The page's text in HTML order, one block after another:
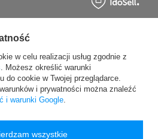
w celu realizacji usług zgodnie z
. Możesz określić warunki
do cookie w Twojej przeglądarce.
i prywatności można znaleźć
i warunki Google.
wszystkie